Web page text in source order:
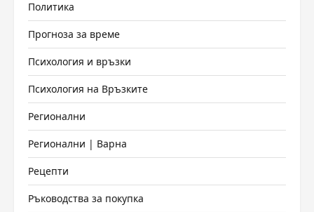
Политика
Прогноза за време
Психология и връзки
Психология на Връзките
Регионални
Регионални | Варна
Рецепти
Ръководства за покупка